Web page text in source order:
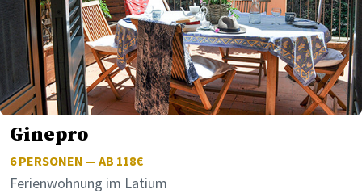
Ginepro
6PERSONEN — AB 118€
Ferienwohnung im Latium